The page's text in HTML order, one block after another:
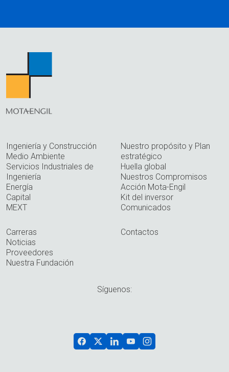
Ingeniería y Construcción
Medio Ambiente
Servicios Industriales de
Ingeniería
Energía
Capital
MEXT
Nuestro propósito y Plan
estratégico
Huella global
Nuestros Compromisos
Acción Mota-Engil
Kit del inversor
Comunicados
Carreras
Noticias
Proveedores
Nuestra Fundación
Contactos
Síguenos: